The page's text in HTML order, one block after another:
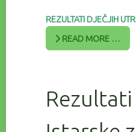
REZULTATI DJEČJIH
READ MORE …
Rezultati